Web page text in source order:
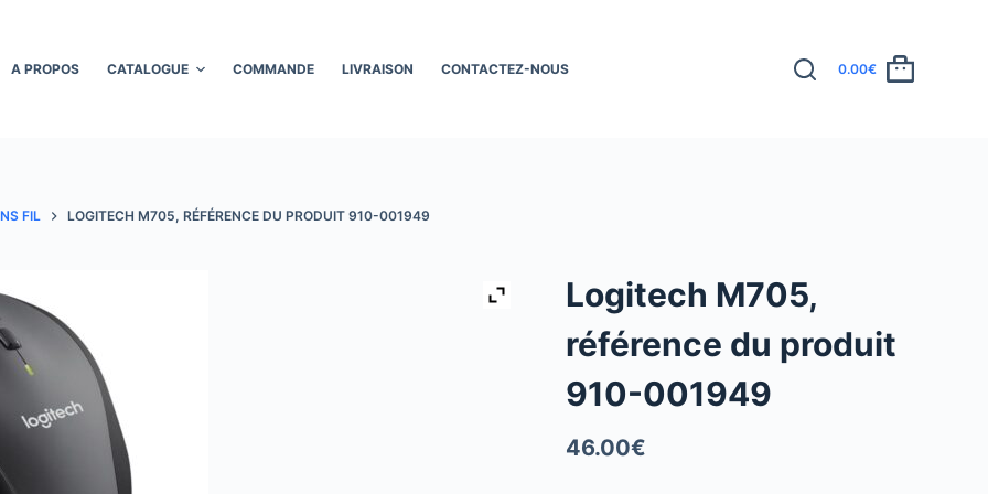
A PROPOS CATALOGUE COMMANDE LIVRAISON CONTACTEZ-NOUS 0.00€
FIL LOGITECH M705, RÉFÉRENCE DU PRODUIT 910-001949
Logitech M705,
référence du produit
910-001949
46.00€